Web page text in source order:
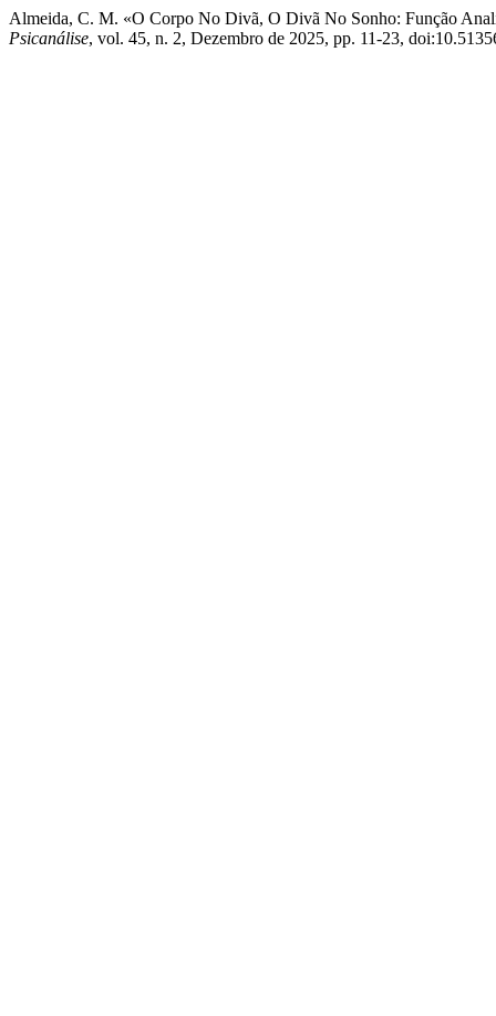
Almeida, C. M. «O Corpo No Divã, O Divã No Sonho: Função
Psicanálise, vol. 45, n. 2, Dezembro de 2025, pp. 11-23,